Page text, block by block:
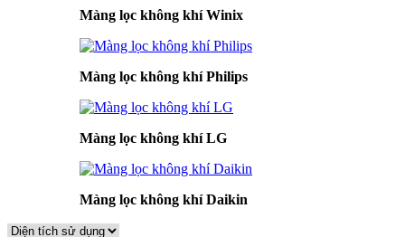
Màng lọc không khí Winix
Màng lọc không khí Philips
Màng lọc không khí LG
Màng lọc không khí Daikin